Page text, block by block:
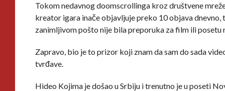
Tokom nedavnog doomscrollinga kroz društvene
kreator igara inače objavljuje preko 10 objava
zanimljivom pošto nije bila preporuka za film ili
Zapravo, bio je to prizor koji znam da sam do sada
tvrđave.
Hideo Kojima je došao u Srbiju i trenutno je u poseti